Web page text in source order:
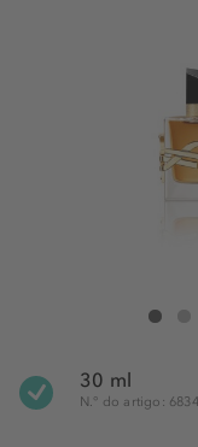
Yves
30 ml
N.° do artigo: